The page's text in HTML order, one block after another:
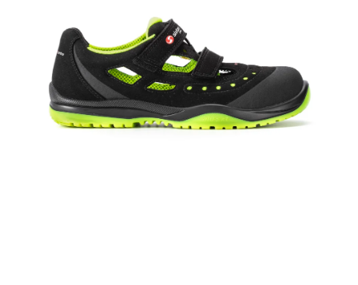
% OUTLET
Predajne Kontakt Chránená dielňa
Pre firmy
Katalógy
Doprava, platba a zľavy
Potlač lôg